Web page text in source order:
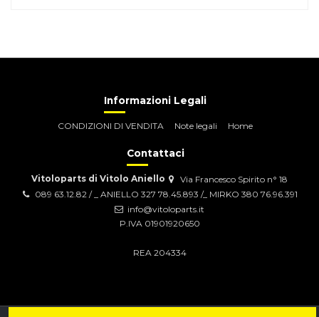
Informazioni Legali
CONDIZIONI DI VENDITA Note legali Home
Contattaci
Vitoloparts di Vitolo Aniello
Via Francesco Spirito n° 18
089 63.12.82 / _ ANIELLO 327 78.45.893 /_ MIRKO 380 76.96.391
info@vitoloparts.it
P.IVA 01901920650
REA 204334